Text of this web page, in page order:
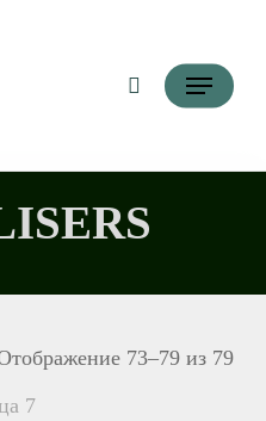
Меню
73–79 из 79
7